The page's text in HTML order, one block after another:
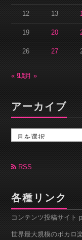
12 13
19 20
26 27
« 9月
11月 »
アーカイブ
カ
ブ RSS
各種リンク
コンテンツ投稿サイト
世界最大規模のボカロ